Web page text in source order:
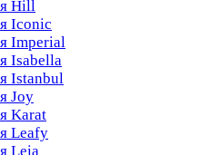
Hill
Iconic
Imperial
Isabella
Istanbul
Joy
Karat
Leafy
Leia